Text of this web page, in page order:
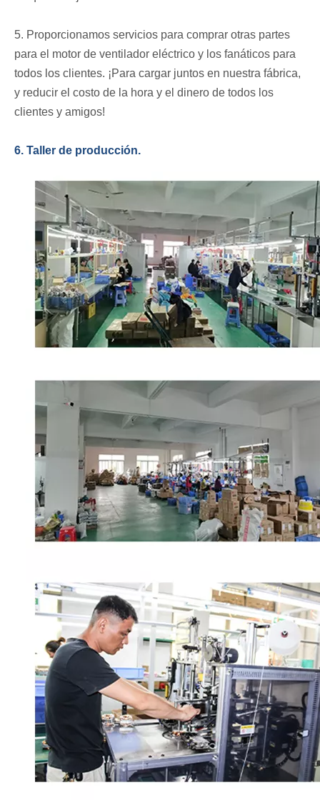
5. Proporcionamos servicios para comprar otras partes
para el motor de ventilador eléctrico y los fanáticos para
todos los clientes. ¡Para cargar juntos en nuestra fábrica,
y reducir el costo de la hora y el dinero de todos los
clientes y amigos!
6. Taller de producción.